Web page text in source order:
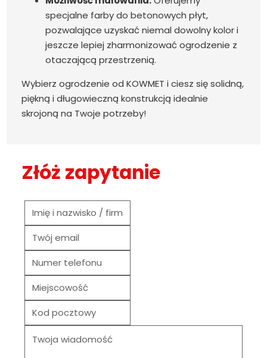
specjalne farby do betonowych płyt,
pozwalające uzyskać niemal dowolny kolor i
jeszcze lepiej zharmonizować ogrodzenie z
otaczającą przestrzenią.
Wybierz ogrodzenie od KOWMET i ciesz się solidną,
piękną i długowieczną konstrukcją idealnie
skrojoną na Twoje potrzeby!
Złóż zapytanie